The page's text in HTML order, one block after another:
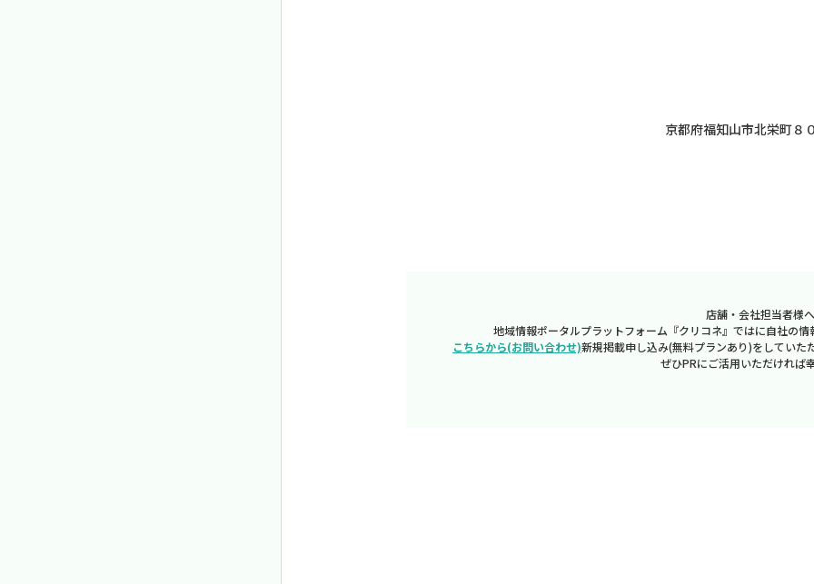
京都府福知山市北栄町８
店舗・会社担当者様へ
地域情報ポータルプラットフォーム『クリコネ』ではに自社の情
こちらから(お問い合わせ)新規掲載申し込み(無料プランあり)をしていた
ぜひPRにご活用いただければ幸